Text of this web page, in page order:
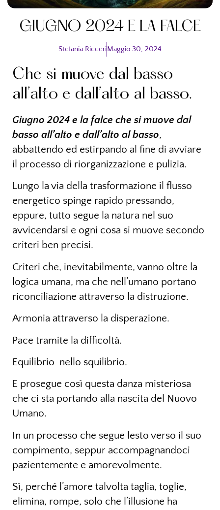
GIUGNO 2024 E LA FALCE
Stefania RicceriMaggio 30, 2024
Che si muove dal basso
all’alto e dall’alto al basso.
Giugno 2024 e la falce che si muove dal
basso all’alto e dall’alto al basso,
abbattendo ed estirpando al fine di avviare
il processo di riorganizzazione e pulizia.
Lungo la via della trasformazione il flusso
energetico spinge rapido pressando,
eppure, tutto segue la natura nel suo
avvicendarsi e ogni cosa si muove secondo
criteri ben precisi.
Criteri che, inevitabilmente, vanno oltre la
logica umana, ma che nell’umano portano
riconciliazione attraverso la distruzione.
Armonia attraverso la disperazione.
Pace tramite la difficoltà.
Equilibrio nello squilibrio.
E prosegue così questa danza misteriosa
che ci sta portando alla nascita del Nuovo
Umano.
In un processo che segue lesto verso il suo
compimento, seppur accompagnandoci
pazientemente e amorevolmente.
Sì, perché l’amore talvolta taglia, toglie,
elimina, rompe, solo che l’illusione ha